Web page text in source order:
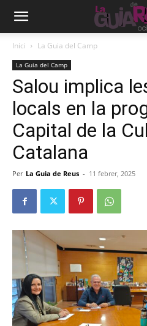
Inici La Guia del Camp
La Guia del Camp
Salou implica
locals en la
Capital de la
Catalana
Per La Guia de Reus - 11 febrer, 2025